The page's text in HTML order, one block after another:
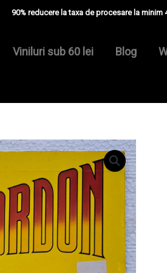
90% reducere la taxa de procesare la minim
Viniluri sub 60 lei Blog